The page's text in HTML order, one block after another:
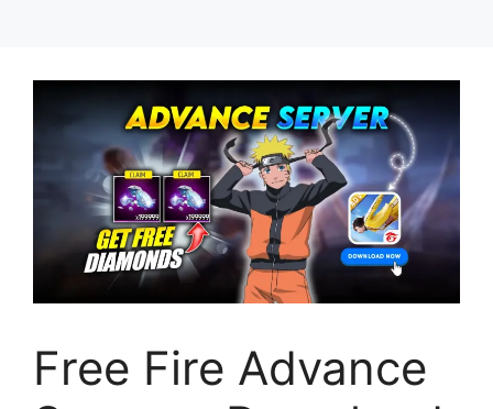
Free Fire Advance